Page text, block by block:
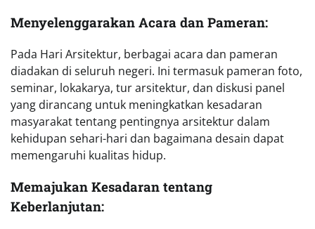
Menyelenggarakan Acara dan Pameran:
Pada Hari Arsitektur, berbagai acara dan pameran
diadakan di seluruh negeri. Ini termasuk pameran foto,
seminar, lokakarya, tur arsitektur, dan diskusi panel
yang dirancang untuk meningkatkan kesadaran
masyarakat tentang pentingnya arsitektur dalam
kehidupan sehari-hari dan bagaimana desain dapat
memengaruhi kualitas hidup.
Memajukan Kesadaran tentang
Keberlanjutan: